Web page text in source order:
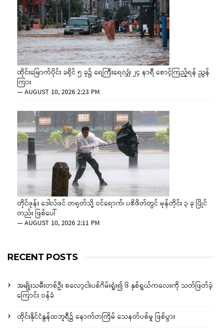
ထိုင်းမြောက်ပိုင်း ခရိုင် ၅ ခု၌ ရေကြီးရေလျှံ၊ ၂၄ နာရီ စောင့်ကြည့်ရန် ညွှန်
ကြား
—AUGUST 10, 2026 2:23 PM
တိုင်ဖုန်း ဒေါလ်ဖင် တရုတ်သို့ ဝင်ရောက်၊ ပစိဖိတ်တွင် မုန်တိုင်း ၃ ခု ပြိုင်
တည်း ဖြစ်ပေါ်
—AUGUST 10, 2026 2:11 PM
RECENT POSTS
အမျိုးသမီးတစ်ဦး စလော့ငါးပစ်ဂိမ်းရှုံး၍ ၆ နှစ်ရွယ်ကလေးကို သတ်ဖြတ်ခဲ့
ကြောင်း ဝန်ခံ
ထိုင်းနိုင်ငံနွန်ထဘူရီ၌ နောက်တကြိမ် သေနတ်ပစ်မှု ဖြစ်ပွား